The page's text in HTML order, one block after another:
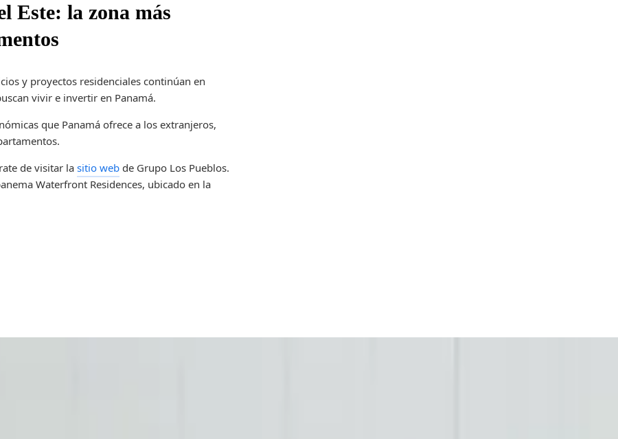
Este: la zona más
y proyectos residenciales continúan en
vivir e invertir en Panamá.
que Panamá ofrece a los extranjeros,
de visitar la sitio web de Grupo Los Pueblos.
Waterfront Residences, ubicado en la